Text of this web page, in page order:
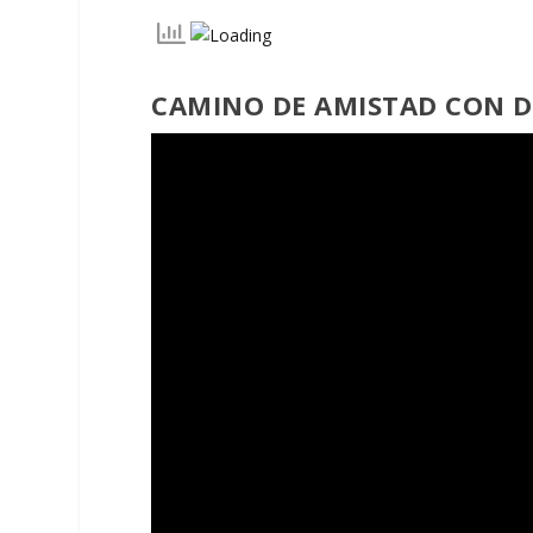
CAMINO DE AMISTAD CON